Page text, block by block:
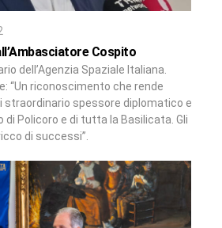
Cospito
dell’Agenzia Spaziale Italiana.
“Un riconoscimento che rende
straordinario spessore diplomatico e
Policoro e di tutta la Basilicata. Gli
di successi”.